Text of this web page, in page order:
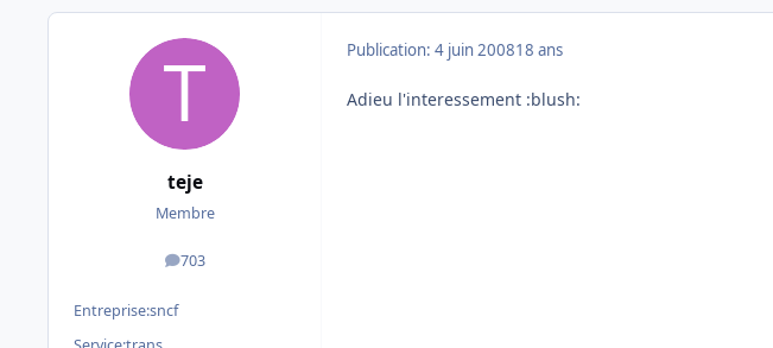
teje
Membre
703
messages
Entreprise:sncf
Publication: 4 juin 200818 ans
Adieu l'interessement :blush: